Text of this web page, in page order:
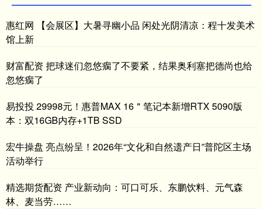
惠红网 【会展区】大暑寻幽小品 闲处光阴清凉：程十发美术
馆上新
财富配资 把球迷们忽悠瘸了不要紧，结果奥利塞把德尚也给
忽悠瘸了
易投投 29998元！惠普MAX 16＂笔记本新增RTX 5090版
本：双16GB内存+1TB SSD
宏牛操盘 亮点纷呈！2026年“文化和自然遗产日”普陀区主场
活动举行
精选期货配资 产业新动向：可口可乐、东鹏饮料、元气森
林、麦当劳……